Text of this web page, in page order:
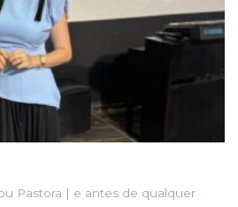
Pastora | e antes de qualquer